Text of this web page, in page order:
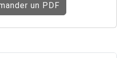
un PDF